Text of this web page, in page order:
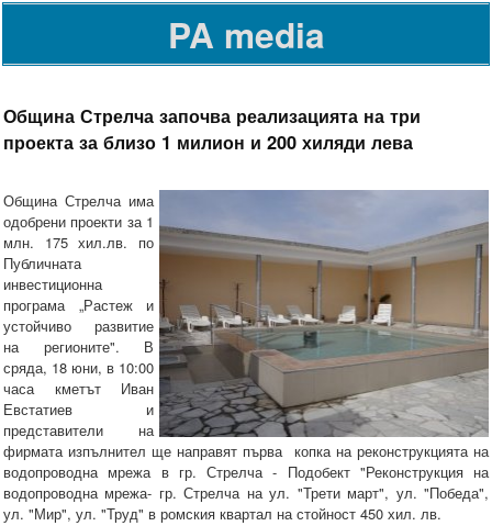
PA media
Община Стрелча започва реализацията на три
проекта за близо 1 милион и 200 хиляди лева
Община Стрелча има
одобрени проекти за 1
млн. 175 хил.лв. по
Публичната
инвестиционна
програма „Растеж и
устойчиво развитие
на регионите". В
сряда, 18 юни, в 10:00
часа кметът Иван
Евстатиев и
представители на
фирмата изпълнител ще направят първа копка на реконструкцията на
водопроводна мрежа в гр. Стрелча - Подобект "Реконструкция на
водопроводна мрежа- гр. Стрелча на ул. "Трети март", ул. "Победа",
ул. "Мир", ул. "Труд" в ромския квартал на стойност 450 хил. лв.